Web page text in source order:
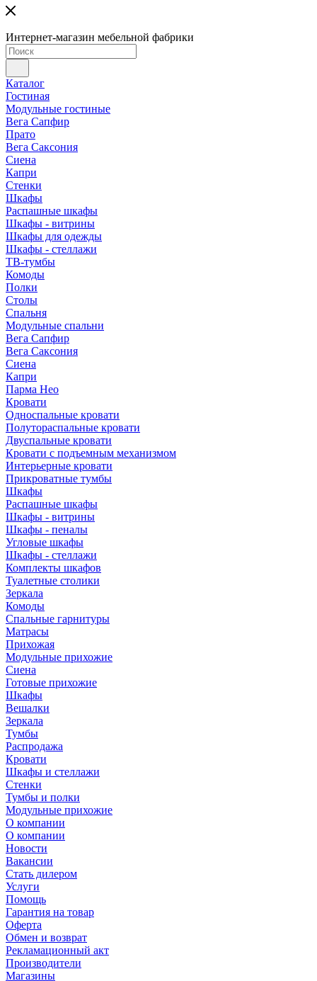
Интернет-магазин мебельной фабрики
Каталог
Гостиная
Модульные гостиные
Вега Сапфир
Прато
Вега Саксония
Сиена
Капри
Стенки
Шкафы
Распашные шкафы
Шкафы - витрины
Шкафы для одежды
Шкафы - стеллажи
ТВ-тумбы
Комоды
Полки
Столы
Спальня
Модульные спальни
Вега Сапфир
Вега Саксония
Сиена
Капри
Парма Нео
Кровати
Односпальные кровати
Полутораспальные кровати
Двуспальные кровати
Кровати с подъемным механизмом
Интерьерные кровати
Прикроватные тумбы
Шкафы
Распашные шкафы
Шкафы - витрины
Шкафы - пеналы
Угловые шкафы
Шкафы - стеллажи
Комплекты шкафов
Туалетные столики
Зеркала
Комоды
Спальные гарнитуры
Матрасы
Прихожая
Модульные прихожие
Сиена
Готовые прихожие
Шкафы
Вешалки
Зеркала
Тумбы
Распродажа
Кровати
Шкафы и стеллажи
Стенки
Тумбы и полки
Модульные прихожие
О компании
О компании
Новости
Вакансии
Стать дилером
Услуги
Помощь
Гарантия на товар
Оферта
Обмен и возврат
Рекламационный акт
Производители
Магазины